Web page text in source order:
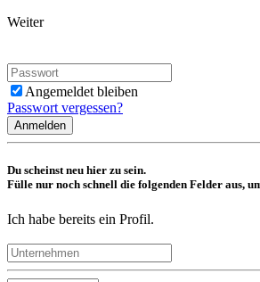
Weiter
Angemeldet bleiben
Passwort vergessen?
Anmelden
Du scheinst neu hier zu sein.
Fülle nur noch schnell die folgenden Felder aus,
Ich habe bereits ein Profil.